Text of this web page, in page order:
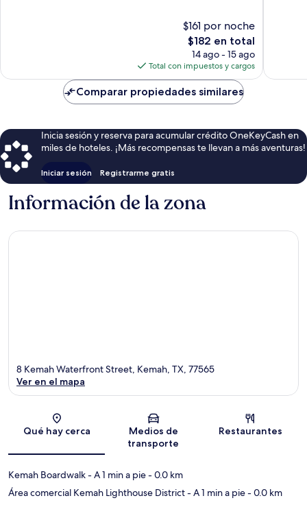
$161 por noche
El
precio
actual
es
de
$182
$182 en total
14 ago - 15 ago
Total con impuestos y cargos
Comparar propiedades similares
Inicia sesión y reserva para acumular crédito OneKeyCash en
miles de hoteles. ¡Más recompensas te llevan a más aventuras!
Iniciar sesión Registrarme gratis
Información de la zona
Sección del mapa
8 Kemah Waterfront Street, Kemah, TX, 77565
Ver en el mapa
Qué hay cerca
Medios de
transporte
Restaurantes
Kemah Boardwalk- A 1 min a pie- 0.0 km
Área comercial Kemah Lighthouse District- A 1 min a pie- 0.0 km